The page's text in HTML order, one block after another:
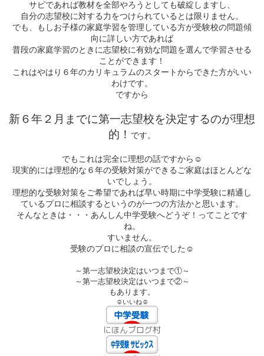
サピであれば教材を全部やろうとしても破綻しますし、
自分の志望校に対する力をつけられているとは限りません。
でも、もしお子様の家庭学習を管理している方が受験校の問題傾
向に詳しい方であれば
普段の家庭学習のときに志望校に有効な問題を選んで学習させる
ことができます！
これはやはり６年のカリキュラムのスタートからできた方がいい
わけです。
ですから
新６年２月までに第一志望校を決定するのが理想
的！ です。
でもこれは完全に理想の話ですから ☺
現実的には理想的な６年の受験対策ができるご家庭はほとんどな
いでしょう。
理想的な受験対策をご希望であれば早い時期に中学受験に精通し
ているプロに相談するというのが一つの方法かと思います。
そんなときは・・・あんしん中学受験へどうぞ！ってことです
ね。
すいません。
受験のプロに相談の宣伝でした ☺
～第一志望校決定はいつまで①～
～第一志望校決定はいつまで②～
もあります。
☺いいね☺
にほんブログ村